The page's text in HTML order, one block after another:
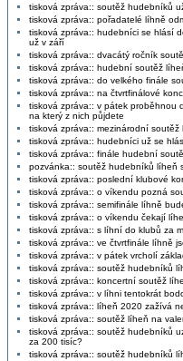
tisková zpráva:: soutěž hudebníků
tisková zpráva:: pořadatelé líhně
tisková zpráva:: hudebníci se hlásí
už v září
tisková zpráva:: dvacátý ročník
tisková zpráva:: hudební soutěž
tisková zpráva:: do velkého finále
tisková zpráva:: na čtvrtfinálové
tisková zpráva:: v pátek proběhnou
na který z nich půjdete
tisková zpráva:: mezinárodní
tisková zpráva:: hudebníci už se
tisková zpráva:: finále hudební
pozvánka:: soutěž hudebníků líheň
tisková zpráva:: poslední klubové
tisková zpráva:: o víkendu pozná
tisková zpráva:: semifinále líhně
tisková zpráva:: o víkendu čekají
tisková zpráva:: s líhní do klubů za
tisková zpráva:: ve čtvrtfinále líhně
tisková zpráva:: v pátek vrcholí
tisková zpráva:: soutěž hudebníků
tisková zpráva:: koncertní soutěž
tisková zpráva:: v líhni tentokrát
tisková zpráva:: líheň 2020 zažívá
tisková zpráva:: soutěž líheň na
tisková zpráva:: soutěž hudebníků
za 200 tisíc?
tisková zpráva:: soutěž hudebníků